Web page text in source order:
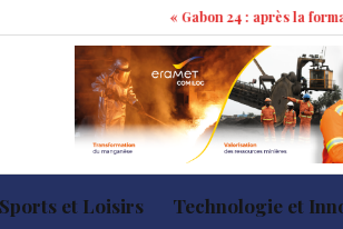
« Gabon 24 : après la formation du
Sports et Loisirs Technologie et